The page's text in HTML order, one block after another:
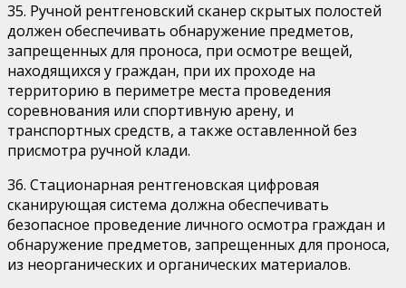
35. Ручной рентгеновский сканер скрытых полостей
должен обеспечивать обнаружение предметов,
запрещенных для проноса, при осмотре вещей,
находящихся у граждан, при их проходе на
территорию в периметре места проведения
соревнования или спортивную арену, и
транспортных средств, а также оставленной без
присмотра ручной клади.
36. Стационарная рентгеновская цифровая
сканирующая система должна обеспечивать
безопасное проведение личного осмотра граждан и
обнаружение предметов, запрещенных для проноса,
из неорганических и органических материалов.